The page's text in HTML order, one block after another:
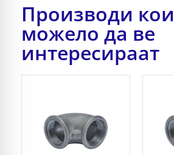
Производи
можело да ве
интересираат